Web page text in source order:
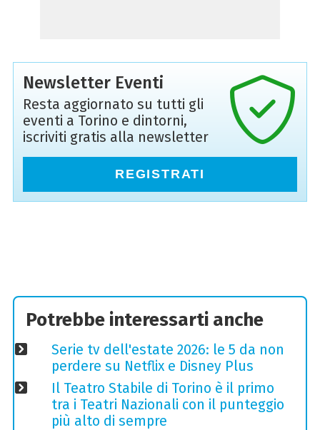
Newsletter Eventi
Resta aggiornato su tutti gli
eventi a Torino e dintorni,
iscriviti gratis alla newsletter
REGISTRATI
Potrebbe interessarti anche
Serie tv dell'estate 2026: le 5 da non
perdere su Netflix e Disney Plus
Il Teatro Stabile di Torino è il primo
tra i Teatri Nazionali con il punteggio
più alto di sempre